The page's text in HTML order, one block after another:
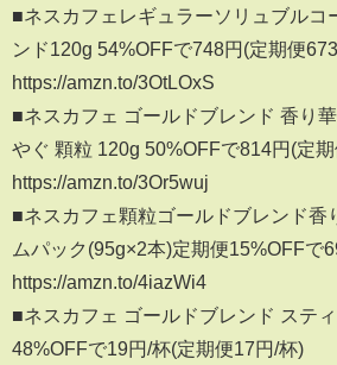
■ネスカフェレギュラーソリュブルコ
ンド120g 54%OFFで748円(定期便
https://amzn.to/3OtLOxS
■ネスカフェ ゴールドブレンド 香り
やぐ 顆粒 120g 50%OFFで814円(定
https://amzn.to/3Or5wuj
■ネスカフェ顆粒ゴールドブレンド香
ムパック(95g×2本)定期便15%OFFで
https://amzn.to/4iazWi4
■ネスカフェ ゴールドブレンド ステ
48%OFFで19円/杯(定期便17円/杯)